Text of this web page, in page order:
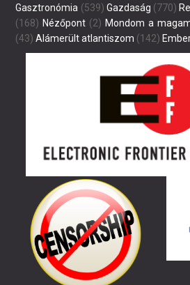
Gasztronómia (539) Gazdaság (770)
(168) Nézőpont (2) Mondom a
(43) Alámerült atlantiszom (142)